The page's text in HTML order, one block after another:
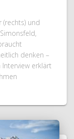
(rechts) und
denken –
erklärt